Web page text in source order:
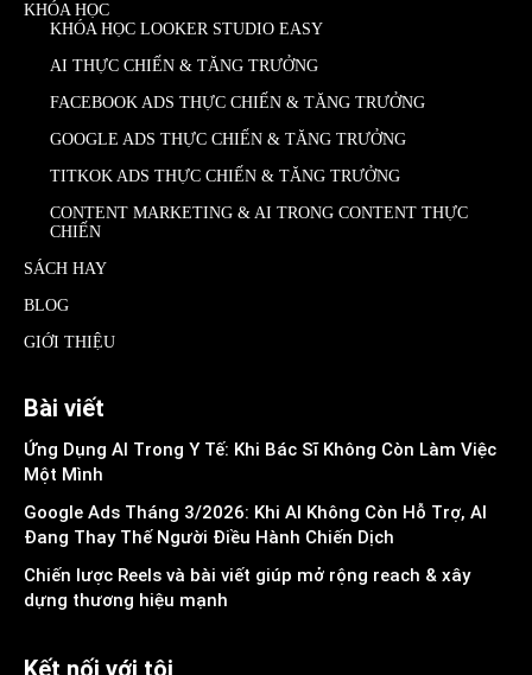
KHÓA HỌC
KHÓA HỌC LOOKER STUDIO EASY
AI THỰC CHIẾN & TĂNG TRƯỞNG
FACEBOOK ADS THỰC CHIẾN & TĂNG TRƯỞNG
GOOGLE ADS THỰC CHIẾN & TĂNG TRƯỞNG
TITKOK ADS THỰC CHIẾN & TĂNG TRƯỞNG
CONTENT MARKETING & AI TRONG CONTENT THỰC
CHIẾN
SÁCH HAY
BLOG
GIỚI THIỆU
Bài viết
Ứng Dụng AI Trong Y Tế: Khi Bác Sĩ Không Còn Làm Việc
Một Mình
Google Ads Tháng 3/2026: Khi AI Không Còn Hỗ Trợ, AI
Đang Thay Thế Người Điều Hành Chiến Dịch
Chiến lược Reels và bài viết giúp mở rộng reach & xây
dựng thương hiệu mạnh